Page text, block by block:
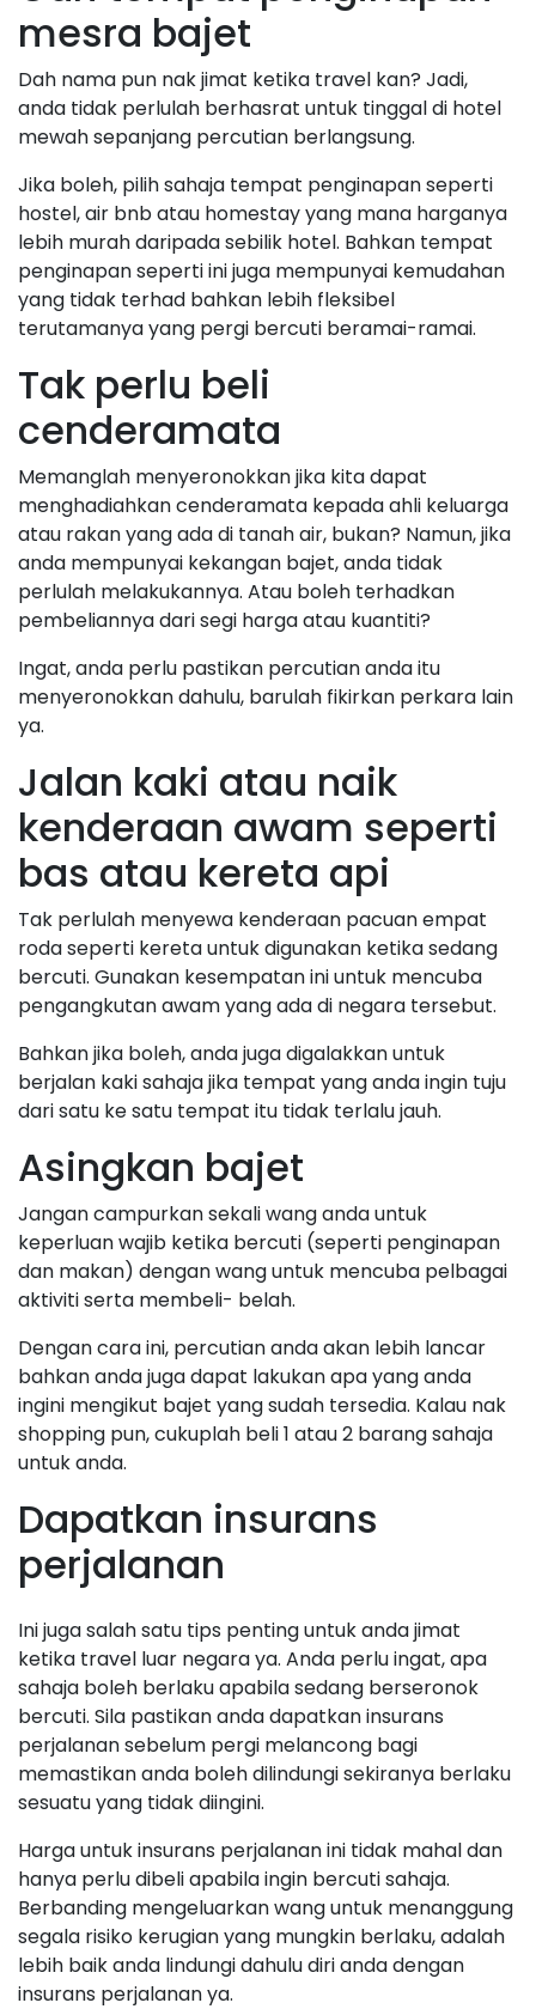
mesra bajet
Dah nama pun nak jimat ketika travel kan? Jadi,
anda tidak perlulah berhasrat untuk tinggal di hotel
mewah sepanjang percutian berlangsung.
Jika boleh, pilih sahaja tempat penginapan seperti
hostel, air bnb atau homestay yang mana harganya
lebih murah daripada sebilik hotel. Bahkan tempat
penginapan seperti ini juga mempunyai kemudahan
yang tidak terhad bahkan lebih fleksibel
terutamanya yang pergi bercuti beramai-ramai.
Tak perlu beli
cenderamata
Memanglah menyeronokkan jika kita dapat
menghadiahkan cenderamata kepada ahli keluarga
atau rakan yang ada di tanah air, bukan? Namun, jika
anda mempunyai kekangan bajet, anda tidak
perlulah melakukannya. Atau boleh terhadkan
pembeliannya dari segi harga atau kuantiti?
Ingat, anda perlu pastikan percutian anda itu
menyeronokkan dahulu, barulah fikirkan perkara lain
ya.
Jalan kaki atau naik
kenderaan awam seperti
bas atau kereta api
Tak perlulah menyewa kenderaan pacuan empat
roda seperti kereta untuk digunakan ketika sedang
bercuti. Gunakan kesempatan ini untuk mencuba
pengangkutan awam yang ada di negara tersebut.
Bahkan jika boleh, anda juga digalakkan untuk
berjalan kaki sahaja jika tempat yang anda ingin tuju
dari satu ke satu tempat itu tidak terlalu jauh.
Asingkan bajet
Jangan campurkan sekali wang anda untuk
keperluan wajib ketika bercuti (seperti penginapan
dan makan) dengan wang untuk mencuba pelbagai
aktiviti serta membeli- belah.
Dengan cara ini, percutian anda akan lebih lancar
bahkan anda juga dapat lakukan apa yang anda
ingini mengikut bajet yang sudah tersedia. Kalau nak
shopping pun, cukuplah beli 1 atau 2 barang sahaja
untuk anda.
Dapatkan insurans
perjalanan
Ini juga salah satu tips penting untuk anda jimat
ketika travel luar negara ya. Anda perlu ingat, apa
sahaja boleh berlaku apabila sedang berseronok
bercuti. Sila pastikan anda dapatkan insurans
perjalanan sebelum pergi melancong bagi
memastikan anda boleh dilindungi sekiranya berlaku
sesuatu yang tidak diingini.
Harga untuk insurans perjalanan ini tidak mahal dan
hanya perlu dibeli apabila ingin bercuti sahaja.
Berbanding mengeluarkan wang untuk menanggung
segala risiko kerugian yang mungkin berlaku, adalah
lebih baik anda lindungi dahulu diri anda dengan
insurans perjalanan ya.